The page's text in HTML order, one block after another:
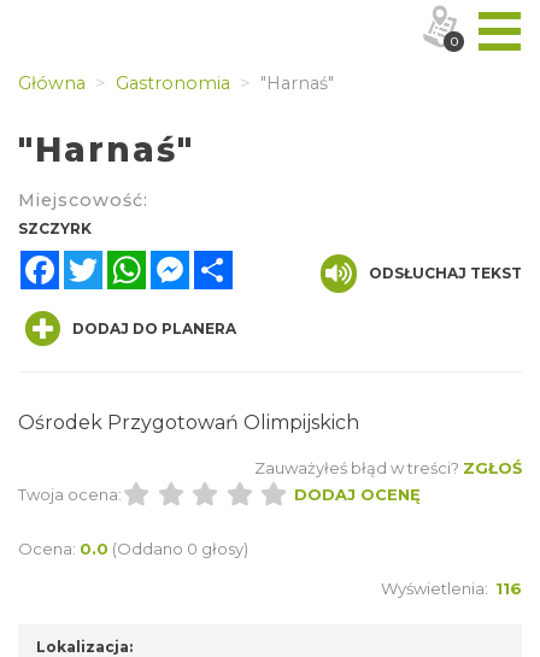
Główna Gastronomia "Harnaś"
"Harnaś"
Miejscowość:
SZCZYRK
FacebookTwitterWhatsAppMessenger
ODSŁUCHAJ TEKST
DODAJ DO PLANERA
Ośrodek Przygotowań Olimpijskich
Zauważyłeś błąd w treści? ZGŁOŚ
Twoja ocena:
DODAJ OCENĘ
Ocena: 0.0 (Oddano 0 głosy)
Wyświetlenia: 116
Lokalizacja:
0